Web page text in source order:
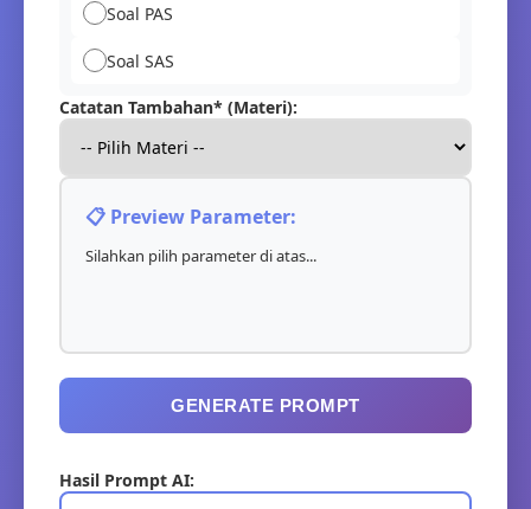
Soal PAS
Soal SAS
Catatan Tambahan* (Materi):
📋 Preview Parameter:
Silahkan pilih parameter di atas...
GENERATE PROMPT
Hasil Prompt AI: